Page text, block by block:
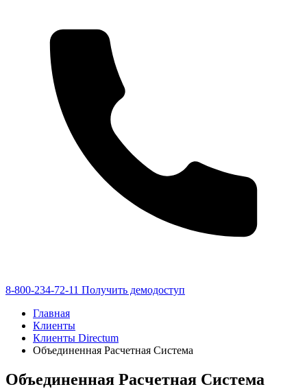
8-800-234-72-11 Получить демодоступ
Главная
Клиенты
Клиенты Directum
Объединенная Расчетная Система
Объединенная Расчетная Система